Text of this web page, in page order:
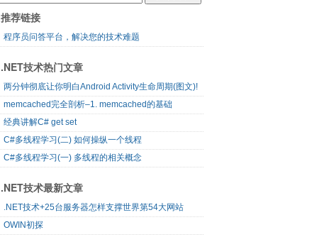
推荐链接
程序员问答平台，解决您的技术难题
.NET技术热门文章
两分钟彻底让你明白Android Activity生命周期(图文)!
memcached完全剖析–1. memcached的基础
经典讲解C# get set
C#多线程学习(二) 如何操纵一个线程
C#多线程学习(一) 多线程的相关概念
.NET技术最新文章
.NET技术+25台服务器怎样支撑世界第54大网站
OWIN初探